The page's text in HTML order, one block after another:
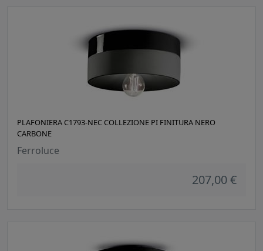
PLAFONIERA C1793-NEC COLLEZIONE PI FINITURA NERO
CARBONE
Ferroluce
207,00 €